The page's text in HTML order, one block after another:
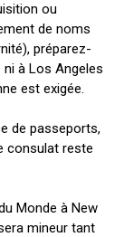
ou
de noms
préparez-
à Los Angeles
est exigée.
de passeports,
consulat reste
Monde à New
mineur tant